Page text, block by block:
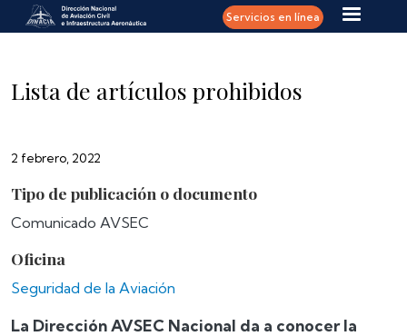
Pasar al contenido principal Servicios en línea
Lista de artículos prohibidos
2 febrero, 2022
Tipo de publicación o documento
Comunicado AVSEC
Oficina
Seguridad de la Aviación
La Dirección AVSEC Nacional da a conocer la